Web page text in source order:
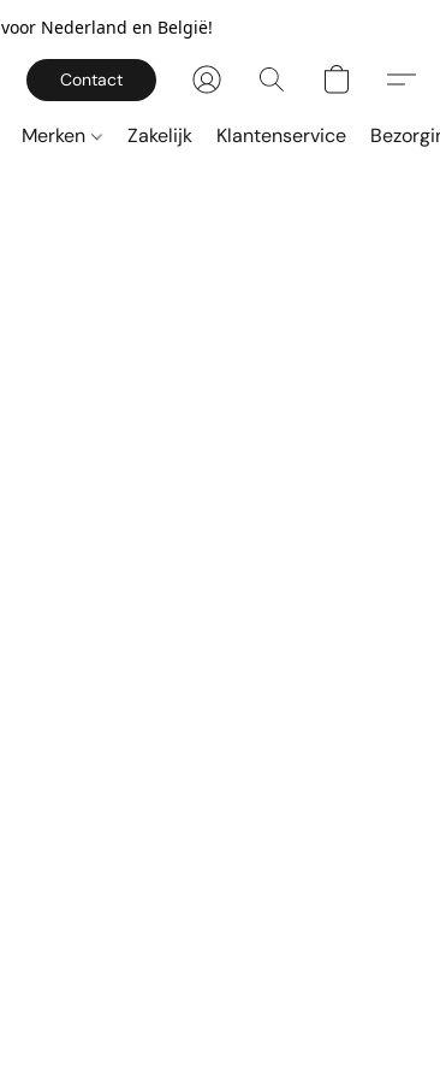
Nederland en België!
Contact
Merken Zakelijk Klantenservice